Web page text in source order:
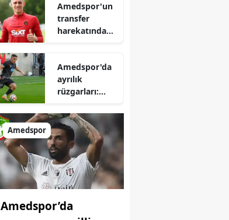
için düğmeye
basıldı
Amedspor'un
transfer
harekatında
yıldız için geri
sayım başladı
Amedspor'da
ayrılık
rüzgarları:
Süper Lig
yolcusu
Amedspor
Amedspor’da